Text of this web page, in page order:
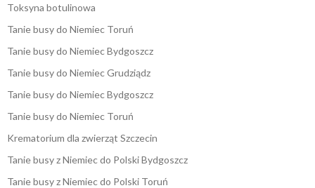
Toksyna botulinowa
Tanie busy do Niemiec Toruń
Tanie busy do Niemiec Bydgoszcz
Tanie busy do Niemiec Grudziądz
Tanie busy do Niemiec Bydgoszcz
Tanie busy do Niemiec Toruń
Krematorium dla zwierząt Szczecin
Tanie busy z Niemiec do Polski Bydgoszcz
Tanie busy z Niemiec do Polski Toruń